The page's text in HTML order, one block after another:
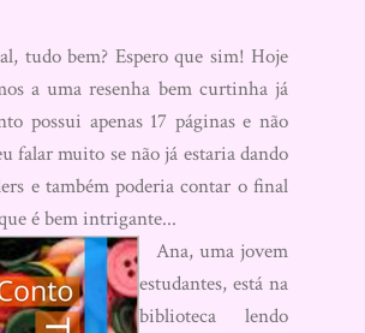
tudo bem? Espero que sim! Hoje
a uma resenha bem curtinha já
possui apenas 17 páginas e não
falar muito se não já estaria dando
e também poderia contar o final
é bem intrigante...
Ana, uma jovem
estudantes, está na
biblioteca lendo